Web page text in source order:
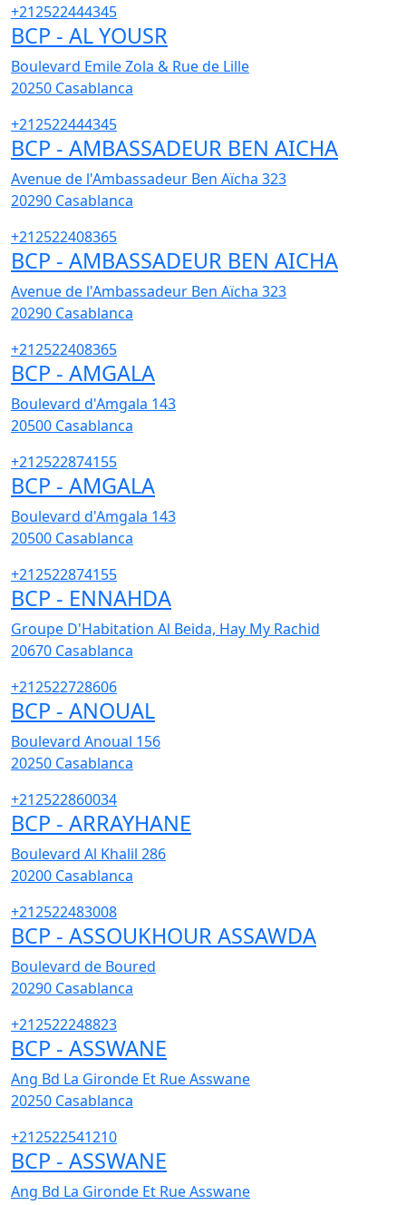
+212522444345
BCP - AL YOUSR
Boulevard Emile Zola & Rue de Lille
20250 Casablanca
+212522444345
BCP - AMBASSADEUR BEN AICHA
Avenue de l'Ambassadeur Ben Aïcha 323
20290 Casablanca
+212522408365
BCP - AMBASSADEUR BEN AICHA
Avenue de l'Ambassadeur Ben Aïcha 323
20290 Casablanca
+212522408365
BCP - AMGALA
Boulevard d'Amgala 143
20500 Casablanca
+212522874155
BCP - AMGALA
Boulevard d'Amgala 143
20500 Casablanca
+212522874155
BCP - ENNAHDA
Groupe D'Habitation Al Beida, Hay My Rachid
20670 Casablanca
+212522728606
BCP - ANOUAL
Boulevard Anoual 156
20250 Casablanca
+212522860034
BCP - ARRAYHANE
Boulevard Al Khalil 286
20200 Casablanca
+212522483008
BCP - ASSOUKHOUR ASSAWDA
Boulevard de Boured
20290 Casablanca
+212522248823
BCP - ASSWANE
Ang Bd La Gironde Et Rue Asswane
20250 Casablanca
+212522541210
BCP - ASSWANE
Ang Bd La Gironde Et Rue Asswane